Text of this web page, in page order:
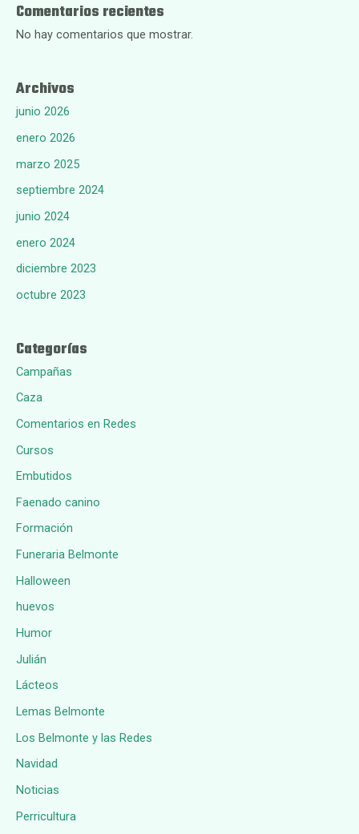
Comentarios recientes
No hay comentarios que mostrar.
Archivos
junio 2026
enero 2026
marzo 2025
septiembre 2024
junio 2024
enero 2024
diciembre 2023
octubre 2023
Categorías
Campañas
Caza
Comentarios en Redes
Cursos
Embutidos
Faenado canino
Formación
Funeraria Belmonte
Halloween
huevos
Humor
Julián
Lácteos
Lemas Belmonte
Los Belmonte y las Redes
Navidad
Noticias
Perricultura